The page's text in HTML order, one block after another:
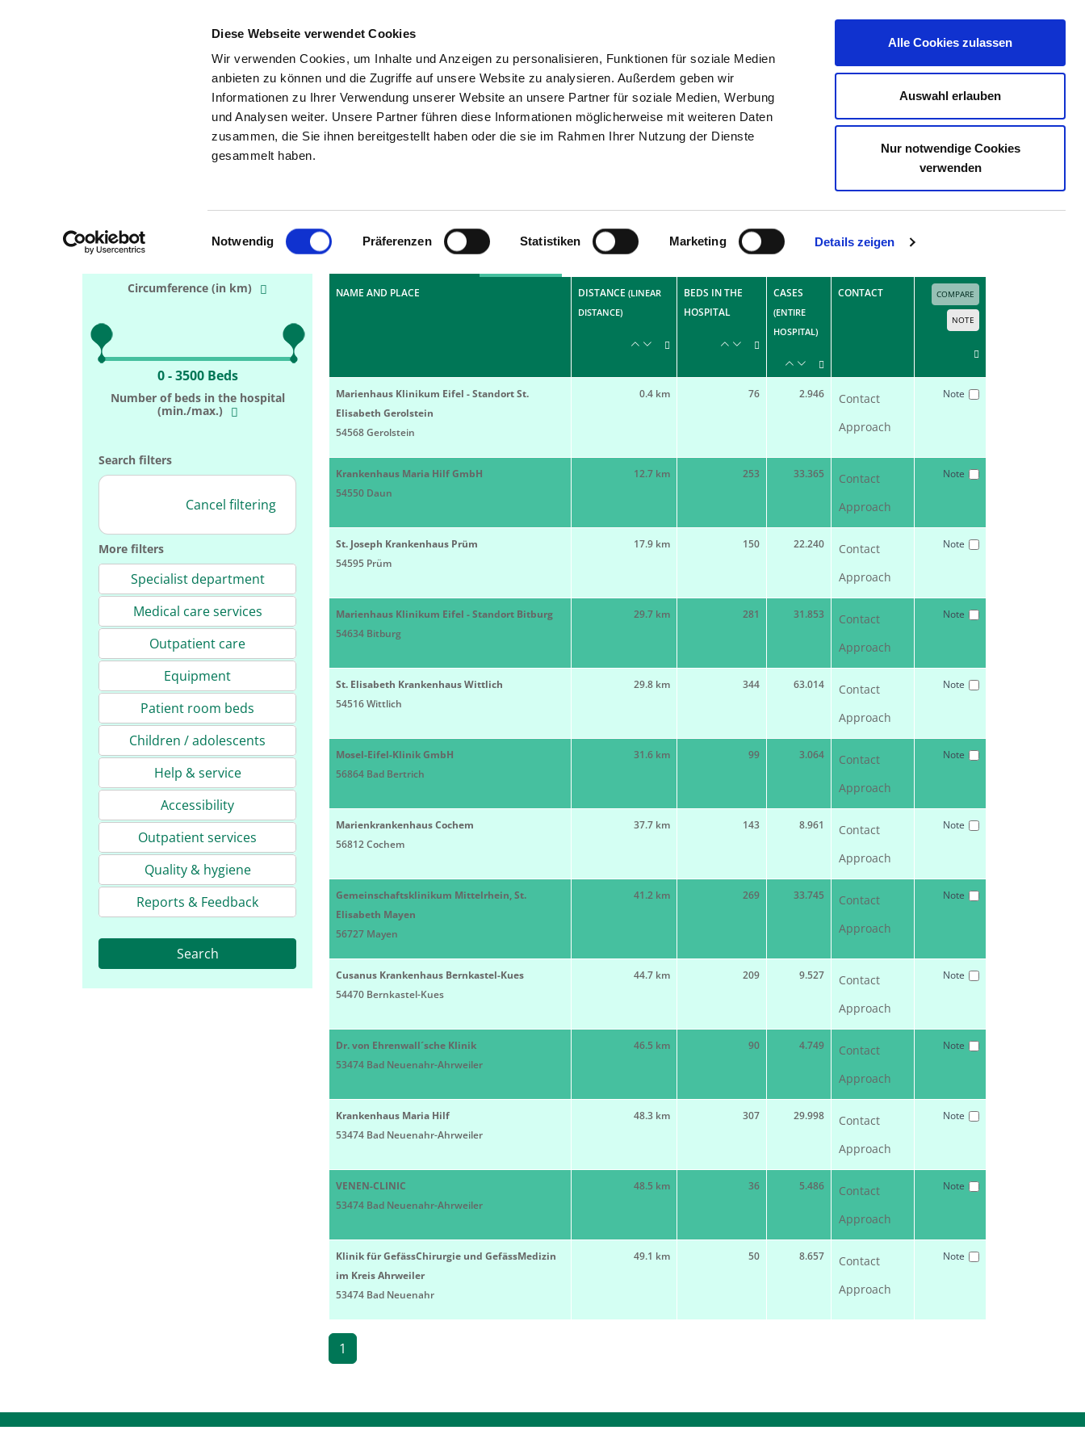
Diese Webseite verwendet Cookies
Wir verwenden Cookies, um Inhalte und Anzeigen zu personalisieren, Funktionen für soziale Medien
anbieten zu können und die Zugriffe auf unsere Website zu analysieren. Außerdem geben wir
Informationen zu Ihrer Verwendung unserer Website an unsere Partner für soziale Medien, Werbung
und Analysen weiter. Unsere Partner führen diese Informationen möglicherweise mit weiteren Daten
zusammen, die Sie ihnen bereitgestellt haben oder die sie im Rahmen Ihrer Nutzung der Dienste
gesammelt haben.
Einwilligungsauswahl
Notwendig Präferenzen Statistiken Marketing Details zeigen
Alle Cookies zulassen
Auswahl erlauben
Nur notwendige Cookies
verwenden
SEARCH TIPS & HELP THE DIRECTORY JOB PORTAL CONTACT
Searched city, region or postal
Circumference (in km)
0 - 3500 Beds
Number of beds in the hospital
(min./max.)
Search filters
Cancel filtering
More filters
Specialist department
Medical care services
Outpatient care
Equipment
Patient room beds
Children / adolescents
Help & service
Accessibility
Outpatient services
Quality & hygiene
Reports & Feedback
Search
Keywords
Advanced search Search
Search result list Consider case numbers with one to three cases
NAME AND PLACE DISTANCE (LINEAR
DISTANCE)
BEDS IN THE
HOSPITAL
CASES
(ENTIRE
HOSPITAL)
CONTACT COMPARE
NOTE
Marienhaus Klinikum Eifel - Standort St.
Elisabeth Gerolstein
54568 Gerolstein
0.4 km 76 2.946
Contact
Approach
Note
Krankenhaus Maria Hilf GmbH
54550 Daun
12.7 km 253 33.365
Contact
Approach
Note
St. Joseph Krankenhaus Prüm
54595 Prüm
17.9 km 150 22.240
Contact
Approach
Note
Marienhaus Klinikum Eifel - Standort Bitburg
54634 Bitburg
29.7 km 281 31.853
Contact
Approach
Note
St. Elisabeth Krankenhaus Wittlich
54516 Wittlich
29.8 km 344 63.014
Contact
Approach
Note
Mosel-Eifel-Klinik GmbH
56864 Bad Bertrich
31.6 km 99 3.064
Contact
Approach
Note
Marienkrankenhaus Cochem
56812 Cochem
37.7 km 143 8.961
Contact
Approach
Note
Gemeinschaftsklinikum Mittelrhein, St.
Elisabeth Mayen
56727 Mayen
41.2 km 269 33.745
Contact
Approach
Note
Cusanus Krankenhaus Bernkastel-Kues
54470 Bernkastel-Kues
44.7 km 209 9.527
Contact
Approach
Note
Dr. von Ehrenwall´sche Klinik
53474 Bad Neuenahr-Ahrweiler
46.5 km 90 4.749
Contact
Approach
Note
Krankenhaus Maria Hilf
53474 Bad Neuenahr-Ahrweiler
48.3 km 307 29.998
Contact
Approach
Note
VENEN-CLINIC
53474 Bad Neuenahr-Ahrweiler
48.5 km 36 5.486
Contact
Approach
Note
Klinik für GefässChirurgie und GefässMedizin
im Kreis Ahrweiler
53474 Bad Neuenahr
49.1 km 50 8.657
Contact
Approach
Note
1